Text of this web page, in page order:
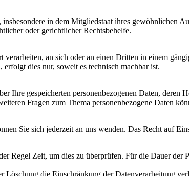
in dem Mitgliedstaat ihres gewöhnlichen
oder gerichtlicher Rechtsbehelfe.
an sich oder an einen Dritten in einem
dies nur, soweit es technisch machbar ist.
Ihre gespeicherten personenbezogenen Daten, deren
Fragen zum Thema personenbezogene Daten
Sie sich jederzeit an uns wenden. Das Recht auf
Regel Zeit, um dies zu überprüfen. Für die Dauer der